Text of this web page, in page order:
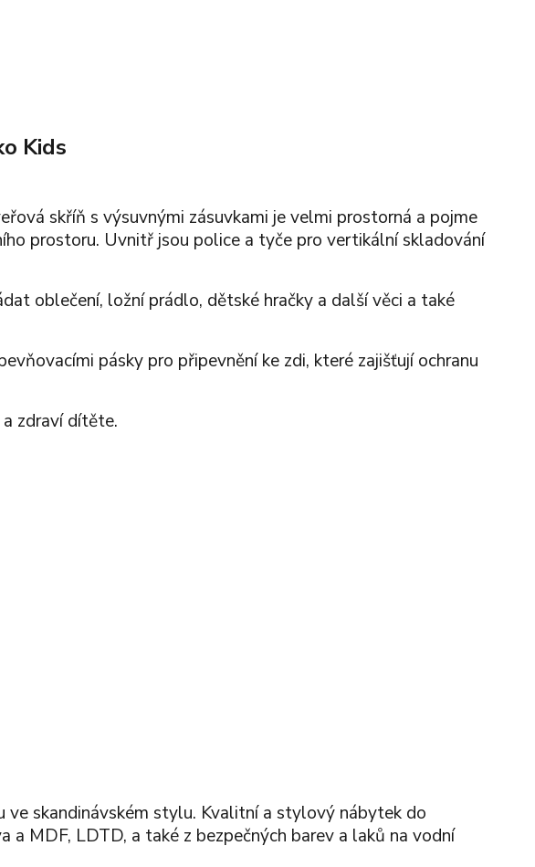
Kids
skříň s výsuvnými zásuvkami je velmi prostorná a pojme
prostoru. Uvnitř jsou police a tyče pro vertikální skladování
oblečení, ložní prádlo, dětské hračky a další věci a také
pásky pro připevnění ke zdi, které zajišťují ochranu
zdraví dítěte.
ve skandinávském stylu. Kvalitní a stylový nábytek do
a MDF, LDTD, a také z bezpečných barev a laků na vodní